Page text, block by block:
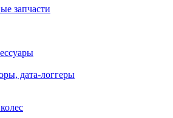
запчасти
дата-логгеры